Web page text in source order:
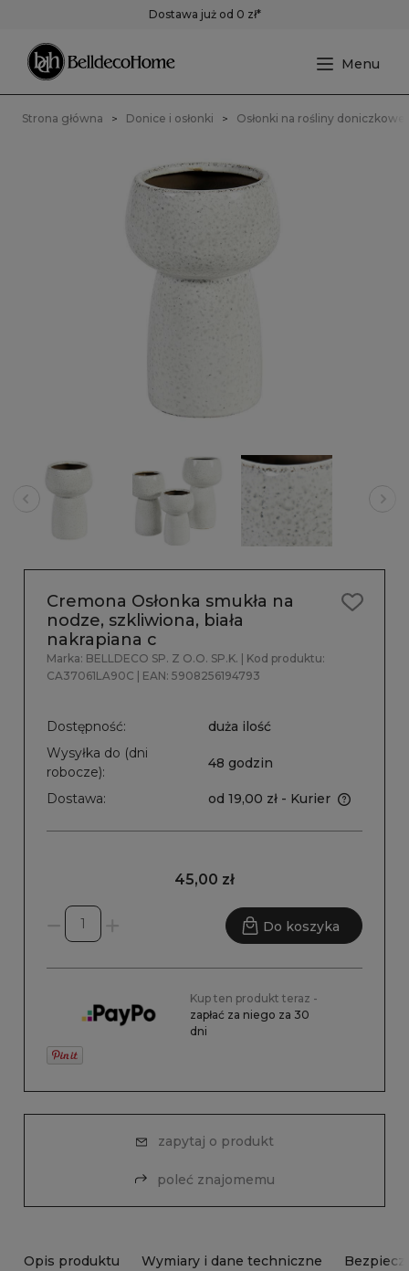
Dostawa już od 0 zł*
Strona główna Donice i osłonki Osłonki na rośliny doniczkowe
Cremona Osłonka smukła na
nodze, szkliwiona, biała
nakrapiana c
Marka: BELLDECO SP. Z O.O. SP.K.
| Kod produktu:
CA37061LA90C
| EAN: 5908256194793
Dostępność:
duża ilość
Wysyłka do (dni
robocze):
48 godzin
Dostawa: od 19,00 zł - Kurier
45,00 zł
Do koszyka
Kup ten produkt teraz -
zapłać za niego za 30
dni
zapytaj o produkt
poleć znajomemu
Opis produktu Wymiary i dane techniczne